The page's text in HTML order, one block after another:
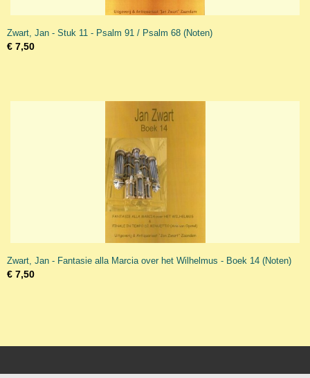
Zwart, Jan - Stuk 11 - Psalm 91 / Psalm 68 (Noten)
€ 7,50
Zwart, Jan - Fantasie alla Marcia over het Wilhelmus - Boek 14 (Noten)
€ 7,50